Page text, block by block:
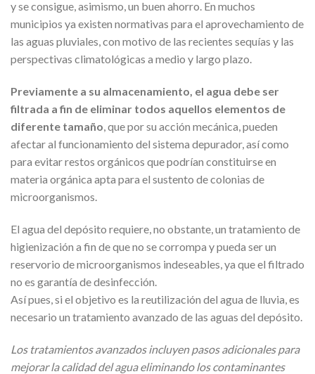
y se consigue, asimismo, un buen ahorro. En muchos
municipios ya existen normativas para el aprovechamiento de
las aguas pluviales, con motivo de las recientes sequías y las
perspectivas climatológicas a medio y largo plazo.
Previamente a su almacenamiento, el agua debe ser
filtrada a fin de eliminar todos aquellos elementos de
diferente tamaño, que por su acción mecánica, pueden
afectar al funcionamiento del sistema depurador, así como
para evitar restos orgánicos que podrían constituirse en
materia orgánica apta para el sustento de colonias de
microorganismos.
El agua del depósito requiere, no obstante, un tratamiento de
higienización a fin de que no se corrompa y pueda ser un
reservorio de microorganismos indeseables, ya que el filtrado
no es garantía de desinfección.
Así pues, si el objetivo es la reutilización del agua de lluvia, es
necesario un tratamiento avanzado de las aguas del depósito.
Los tratamientos avanzados incluyen pasos adicionales para
mejorar la calidad del agua eliminando los contaminantes